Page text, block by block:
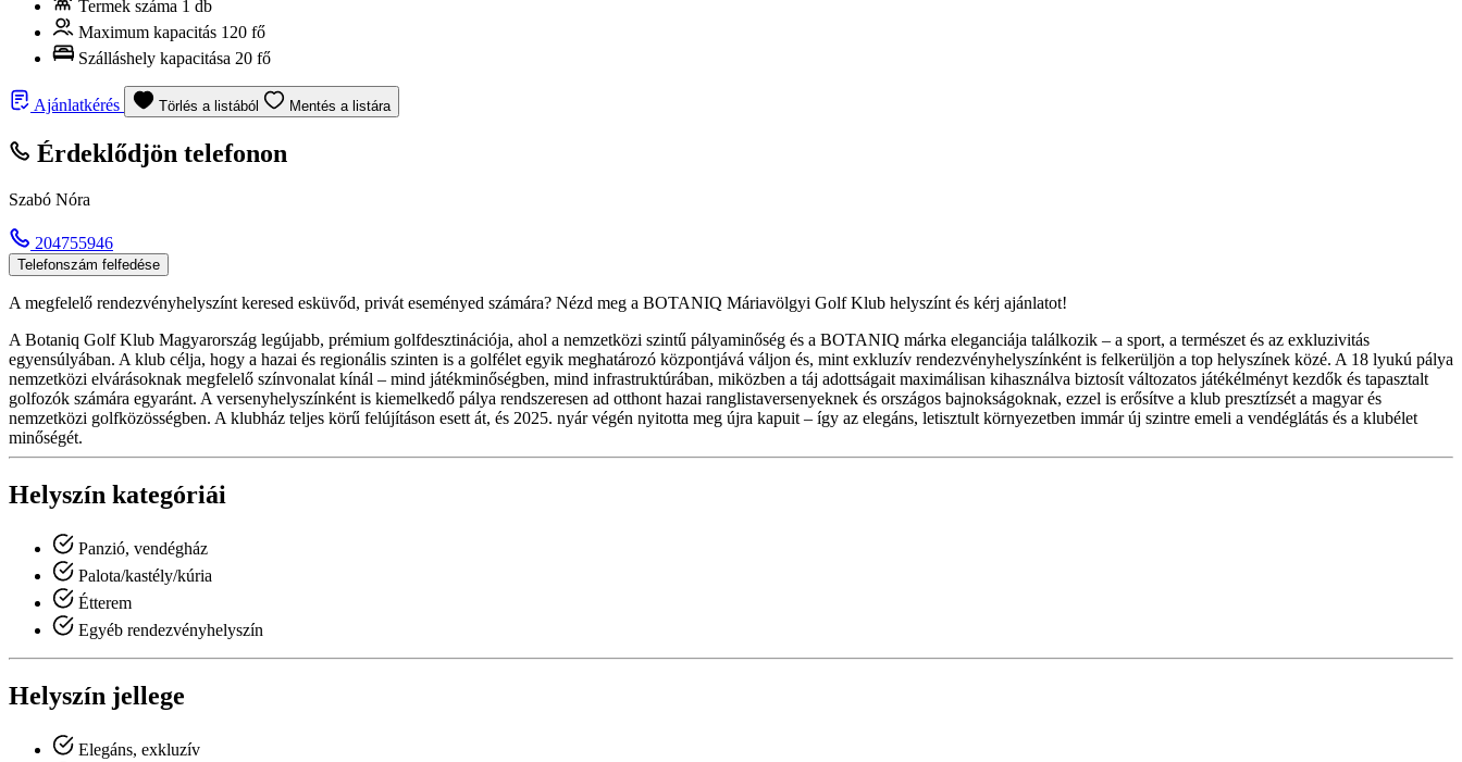
Termek száma 1 db
Maximum kapacitás 120 fő
Szálláshely kapacitása 20 fő
Ajánlatkérés Törlés a listából Mentés a listára
Érdeklődjön telefonon
Szabó Nóra
204755946
Telefonszám felfedése
A megfelelő rendezvényhelyszínt keresed esküvőd, privát eseményed számára? Nézd meg a BOTANIQ Máriavölgyi Golf Klub helyszínt és kérj ajánlatot!
A Botaniq Golf Klub Magyarország legújabb, prémium golfdesztinációja, ahol a nemzetközi szintű pályaminőség és a BOTANIQ márka eleganciája találkozik – a sport, a természet és az exkluzivitás
egyensúlyában. A klub célja, hogy a hazai és regionális szinten is a golfélet egyik meghatározó központjává váljon és, mint exkluzív rendezvényhelyszínként is felkerüljön a top helyszínek közé. A 18 lyukú pálya
nemzetközi elvárásoknak megfelelő színvonalat kínál – mind játékminőségben, mind infrastruktúrában, miközben a táj adottságait maximálisan kihasználva biztosít változatos játékélményt kezdők és tapasztalt
golfozók számára egyaránt. A versenyhelyszínként is kiemelkedő pálya rendszeresen ad otthont hazai ranglistaversenyeknek és országos bajnokságoknak, ezzel is erősítve a klub presztízsét a magyar és
nemzetközi golfközösségben. A klubház teljes körű felújításon esett át, és 2025. nyár végén nyitotta meg újra kapuit – így az elegáns, letisztult környezetben immár új szintre emeli a vendéglátás és a klubélet
minőségét.
Helyszín kategóriái
Panzió, vendégház
Palota/kastély/kúria
Étterem
Egyéb rendezvényhelyszín
Helyszín jellege
Elegáns, exkluzív